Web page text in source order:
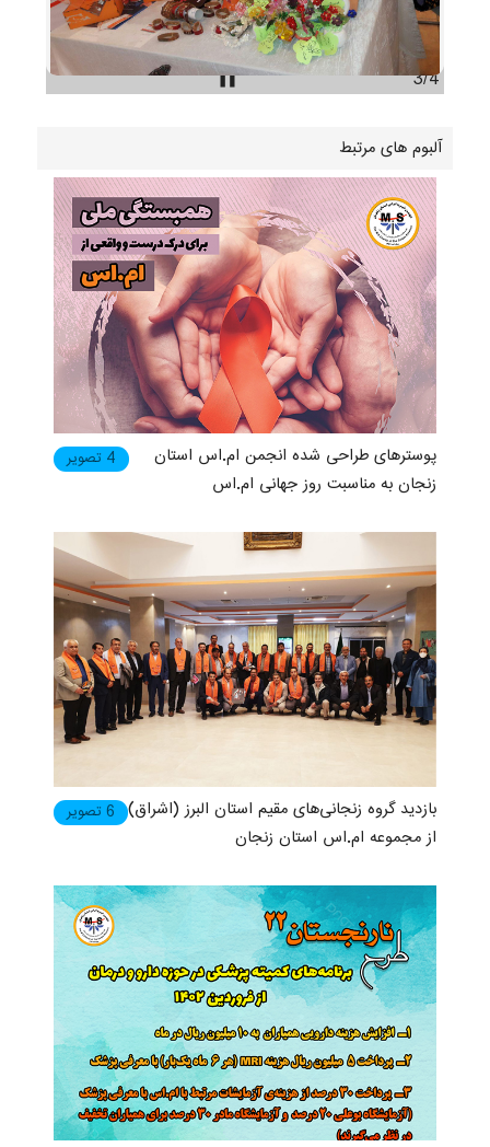
pause 3/4
آلبوم های مرتبط
4 تصویر
پوسترهای طراحی شده انجمن ام.اس استان
زنجان به مناسبت روز جهانی ام.اس
6 تصویر بازدید گروه زنجانی‌های مقیم استان البرز (اشراق)
از مجموعه ام.اس استان زنجان